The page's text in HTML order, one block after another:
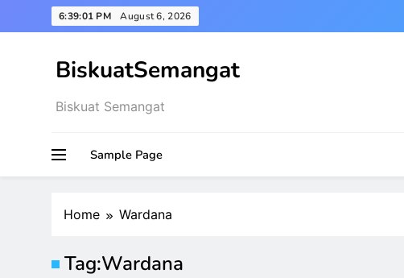
to
6:39:02 PM August 6, 2026
BiskuatSemangat
Biskuat Semangat
Sample Page
Home Wardana
Tag:Wardana